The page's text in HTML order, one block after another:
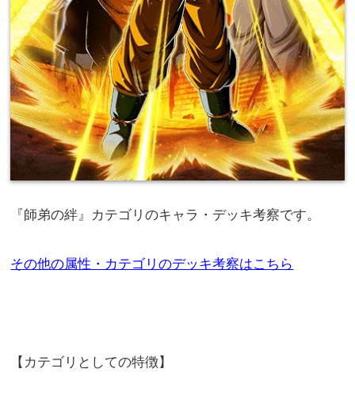
『師弟の絆』カテゴリのキャラ・デッキ考察です。
その他の属性・カテゴリのデッキ考察はこちら
【カテゴリとしての特徴】